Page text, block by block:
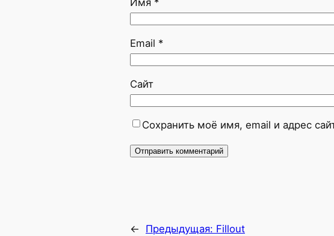
Email *
Сайт
Сохранить моё имя, email и адрес
← Предыдущая: Fillout